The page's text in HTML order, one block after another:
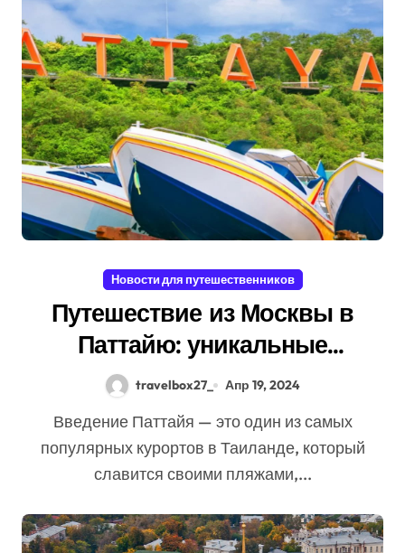
Новости для путешественников
Путешествие из Москвы в
Паттайю: уникальные
возможности для отдыха
travelbox27_ Апр 19, 2024
Введение Паттайя — это один из самых
популярных курортов в Таиланде, который
славится своими пляжами,...